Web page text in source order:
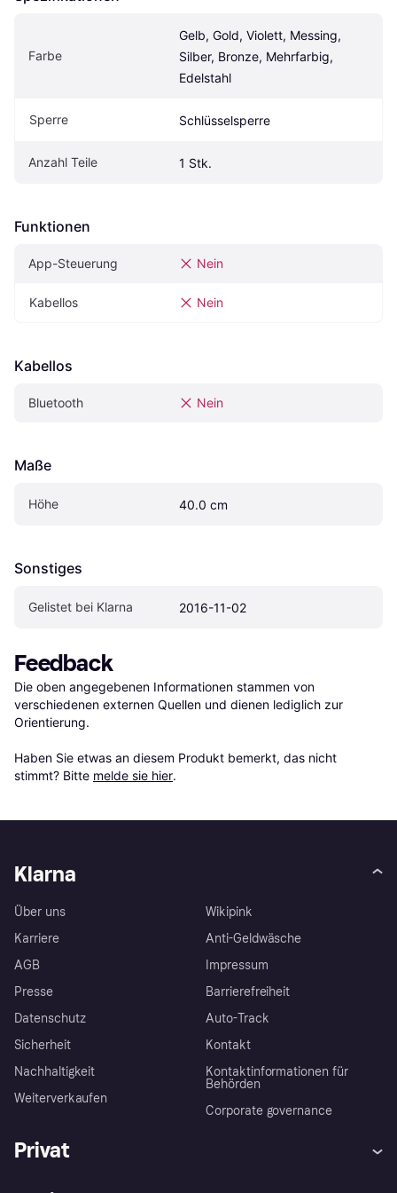
Farbe
Gelb, Gold, Violett, Messing,
Silber, Bronze, Mehrfarbig,
Edelstahl
Sperre Schlüsselsperre
Anzahl Teile 1 Stk.
Funktionen
App-Steuerung Nein
Kabellos Nein
Kabellos
Bluetooth Nein
Maße
Höhe 40.0 cm
Sonstiges
Gelistet bei Klarna 2016-11-02
Feedback
Die oben angegebenen Informationen stammen von
verschiedenen externen Quellen und dienen lediglich zur
Orientierung.
Haben Sie etwas an diesem Produkt bemerkt, das nicht
stimmt? Bitte melde sie hier.
Klarna
Über uns
Karriere
AGB
Presse
Datenschutz
Sicherheit
Nachhaltigkeit
Weiterverkaufen
Wikipink
Anti-Geldwäsche
Impressum
Barrierefreiheit
Auto-Track
Kontakt
Kontaktinformationen für
Behörden
Corporate governance
Privat